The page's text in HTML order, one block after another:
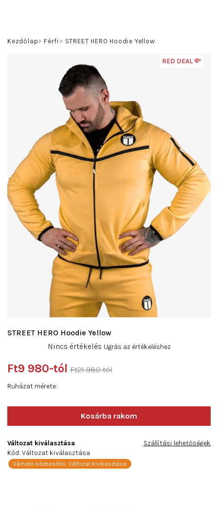
Kezdőlap Férfi STREET HERO Hoodie Yellow
Ruházat mérete
Ft21 980-tól
Ft9 980-tól
Változat kiválasztása
Várható kézbesítés: Változat kiválasztása
Szállítási lehetőségek
Kód: Változat kiválasztása
STREET HERO Hoodie Yellow
átlagos
értékelése
5-
Nincs értékelés Ugrás az értékeléshez
RED DEAL 💸